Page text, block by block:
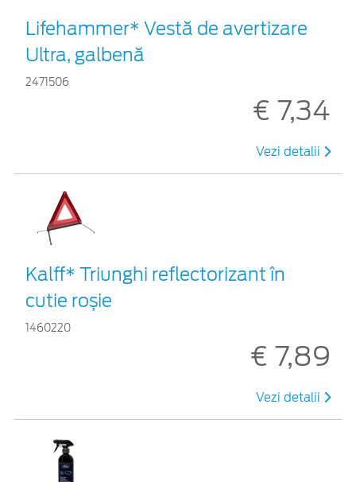
Lifehammer* Vestă de avertizare
Ultra, galbenă
2471506
€ 7,34
Vezi detalii
Kalff* Triunghi reflectorizant în
cutie roșie
1460220
€ 7,89
Vezi detalii